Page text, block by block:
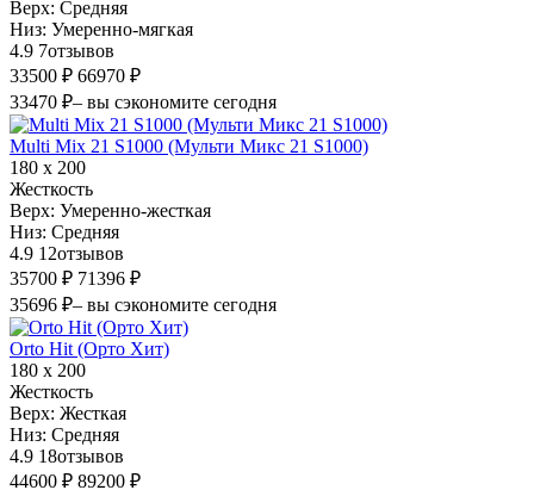
Верх: Средняя
Низ: Умеренно-мягкая
4.9 7отзывов
33500 ₽ 66970 ₽
33470 ₽– вы сэкономите сегодня
Multi Mix 21 S1000 (Мульти Микс 21 S1000)
180 х 200
Жесткость
Верх: Умеренно-жесткая
Низ: Средняя
4.9 12отзывов
35700 ₽ 71396 ₽
35696 ₽– вы сэкономите сегодня
Orto Hit (Орто Хит)
180 х 200
Жесткость
Верх: Жесткая
Низ: Средняя
4.9 18отзывов
44600 ₽ 89200 ₽